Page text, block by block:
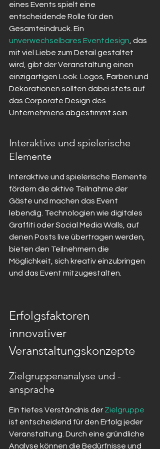
eines Events spielt eine
entscheidende Rolle für den
Gesamteindruck. Ein
unverwechselbares Eventdesign , das
mit viel Liebe zum Detail gestaltet
wird, gibt der Veranstaltung einen
einzigartigen Look. Logos, Farben und
Dekorationen sollten dabei stets auf
das Corporate Design des
Unternehmens abgestimmt sein.
Interaktive und spielerische
Elemente
Interaktive und spielerische Elemente
fördern die aktive Teilnahme der
Gäste und machen das Event
lebendig. Technologien wie digitales
Graffiti oder Social Media Walls, auf
denen Posts live übertragen werden,
bieten den Teilnehmern die
Möglichkeit, sich kreativ einzubringen
und das Event mitzugestalten.
Erfolgsfaktoren
innovativer
Veranstaltungskonzepte
Zielgruppenanalyse und -
ansprache
Ein tiefes Verständnis der Zielgruppe
ist entscheidend für den Erfolg jeder
Veranstaltung. Durch eine gründliche
Analyse können die Bedürfnisse und